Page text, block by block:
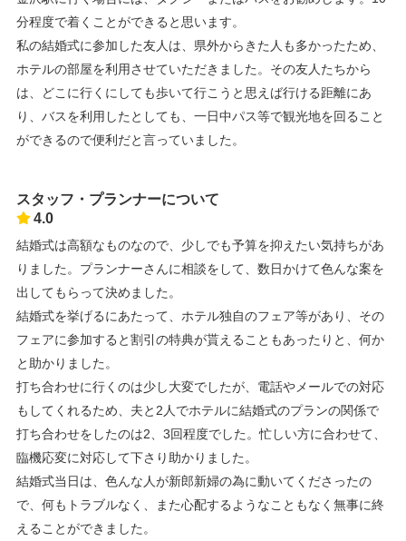
分程度で着くことができると思います。
私の結婚式に参加した友人は、県外からきた人も多かったため、
ホテルの部屋を利用させていただきました。その友人たちから
は、どこに行くにしても歩いて行こうと思えば行ける距離にあ
り、バスを利用したとしても、一日中パス等で観光地を回ること
ができるので便利だと言っていました。
スタッフ・プランナーについて
4.0
結婚式は高額なものなので、少しでも予算を抑えたい気持ちがあ
りました。プランナーさんに相談をして、数日かけて色んな案を
出してもらって決めました。
結婚式を挙げるにあたって、ホテル独自のフェア等があり、その
フェアに参加すると割引の特典が貰えることもあったりと、何か
と助かりました。
打ち合わせに行くのは少し大変でしたが、電話やメールでの対応
もしてくれるため、夫と2人でホテルに結婚式のプランの関係で
打ち合わせをしたのは2、3回程度でした。忙しい方に合わせて、
臨機応変に対応して下さり助かりました。
結婚式当日は、色んな人が新郎新婦の為に動いてくださったの
で、何もトラブルなく、また心配するようなこともなく無事に終
えることができました。